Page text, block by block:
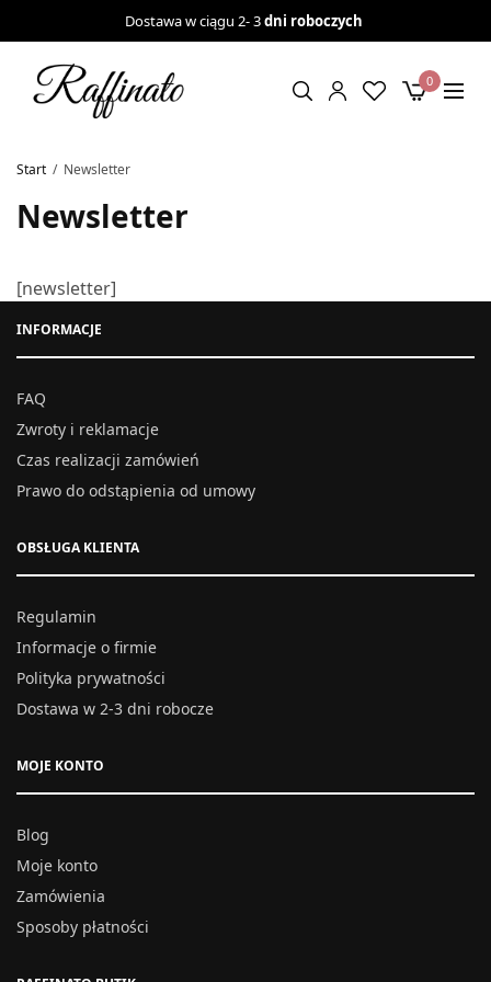
Dostawa w ciągu 2- 3dni roboczych
0
Start Newsletter
Newsletter
[newsletter]
INFORMACJE
FAQ
Zwroty i reklamacje
Czas realizacji zamówień
Prawo do odstąpienia od umowy
OBSŁUGA KLIENTA
Regulamin
Informacje o firmie
Polityka prywatności
Dostawa w 2-3 dni robocze
MOJE KONTO
Blog
Moje konto
Zamówienia
Sposoby płatności